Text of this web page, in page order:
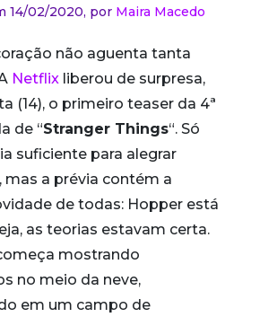
14/02/2020, por Maira Macedo
não aguenta tanta
Netflix liberou de surpresa,
(14), o primeiro teaser da 4ª
de “Stranger Things“. Só
suficiente para alegrar
mas a prévia contém a
de todas: Hopper está
as teorias estavam certa.
mostrando
no meio da neve,
em um campo de